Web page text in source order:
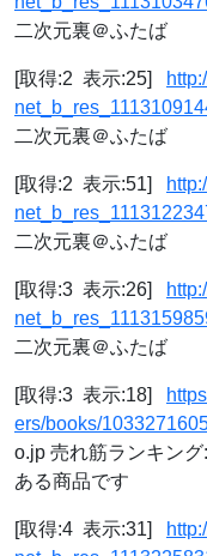
二次元裏＠ふたば
[取得:2 表示:25]
二次元裏＠ふたば
[取得:2 表示:51]
二次元裏＠ふたば
[取得:3 表示:26]
二次元裏＠ふたば
[取得:3 表示:18]
ers/books/
o.jp 売れ筋ランキン
ある商品です
[取得:4 表示:31]